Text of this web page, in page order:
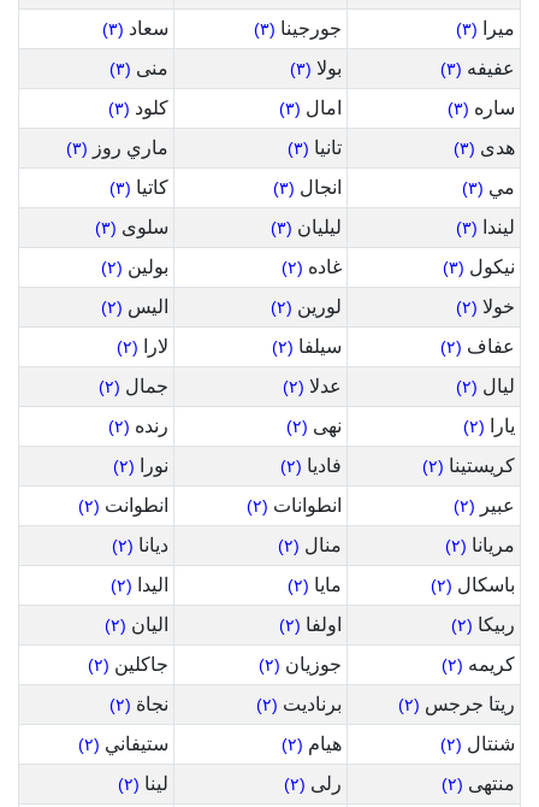
ميرا (٣) جورجينا (٣) سعاد (٣)
عفيفه (٣) بولا (٣) منى (٣)
ساره (٣) امال (٣) كلود (٣)
هدى (٣) تانيا (٣) ماري روز (٣)
مي (٣) انجال (٣) كاتيا (٣)
ليندا (٣) ليليان (٣) سلوى (٣)
نيكول (٣) غاده (٢) بولين (٢)
خولا (٢) لورين (٢) اليس (٢)
عفاف (٢) سيلفا (٢) لارا (٢)
ليال (٢) عدلا (٢) جمال (٢)
يارا (٢) نهى (٢) رنده (٢)
كريستينا (٢) فاديا (٢) نورا (٢)
عبير (٢) انطوانات (٢) انطوانت (٢)
مريانا (٢) منال (٢) ديانا (٢)
باسكال (٢) مايا (٢) اليدا (٢)
ربيكا (٢) اولفا (٢) اليان (٢)
كريمه (٢) جوزيان (٢) جاكلين (٢)
ريتا جرجس (٢) برناديت (٢) نجاة (٢)
شنتال (٢) هيام (٢) ستيفاني (٢)
منتهى (٢) رلى (٢) لينا (٢)